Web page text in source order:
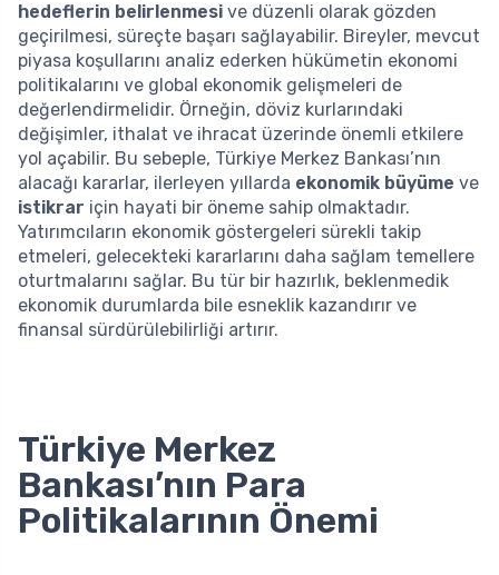
hedeflerin belirlenmesi ve düzenli olarak gözden
geçirilmesi, süreçte başarı sağlayabilir. Bireyler, mevcut
piyasa koşullarını analiz ederken hükümetin ekonomi
politikalarını ve global ekonomik gelişmeleri de
değerlendirmelidir. Örneğin, döviz kurlarındaki
değişimler, ithalat ve ihracat üzerinde önemli etkilere
yol açabilir. Bu sebeple, Türkiye Merkez Bankası’nın
alacağı kararlar, ilerleyen yıllarda ekonomik büyüme ve
istikrar için hayati bir öneme sahip olmaktadır.
Yatırımcıların ekonomik göstergeleri sürekli takip
etmeleri, gelecekteki kararlarını daha sağlam temellere
oturtmalarını sağlar. Bu tür bir hazırlık, beklenmedik
ekonomik durumlarda bile esneklik kazandırır ve
finansal sürdürülebilirliği artırır.
Türkiye Merkez
Bankası’nın Para
Politikalarının Önemi